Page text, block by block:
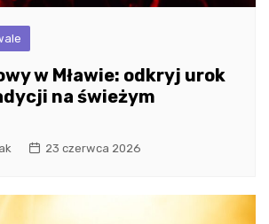
w Mławie: odkryj urok
na świeżym
23 czerwca 2026